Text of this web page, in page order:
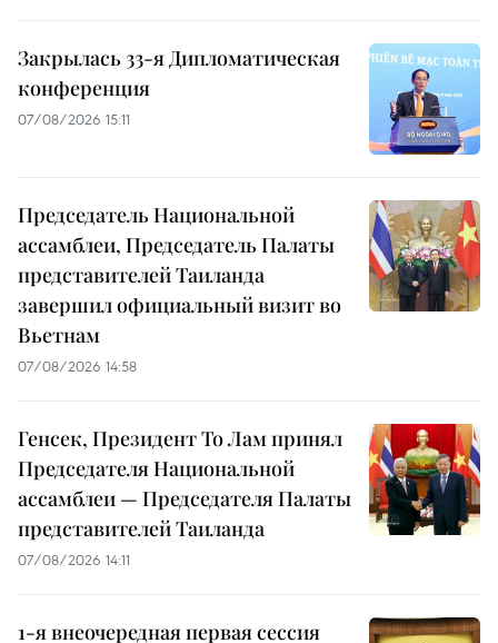
Закрылась 33-я Дипломатическая
конференция
07/08/2026 15:11
Председатель Национальной
ассамблеи, Председатель Палаты
представителей Таиланда
завершил официальный визит во
Вьетнам
07/08/2026 14:58
Генсек, Президент То Лам принял
Председателя Национальной
ассамблеи — Председателя Палаты
представителей Таиланда
07/08/2026 14:11
1-я внеочередная первая сессия